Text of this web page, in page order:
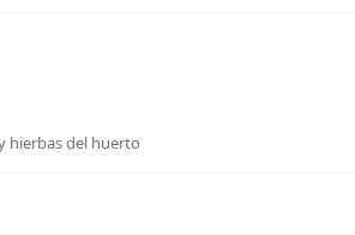
hierbas del huerto